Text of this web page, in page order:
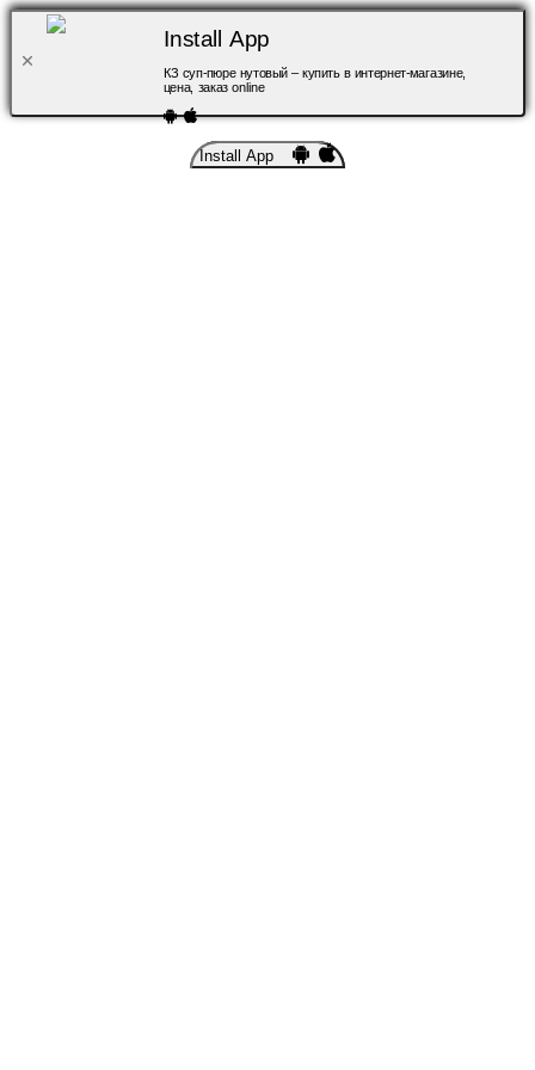
Install App
КЗ суп-пюре нутовый – купить в интернет-магазине,
цена, заказ online
Install App